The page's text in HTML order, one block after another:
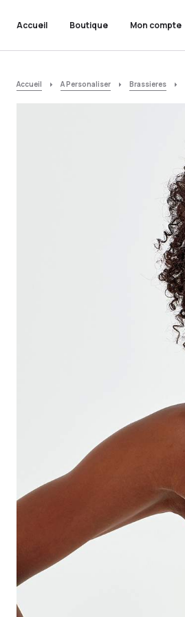
Accueil Boutique Mon compte
Accueil A Personaliser Brassieres